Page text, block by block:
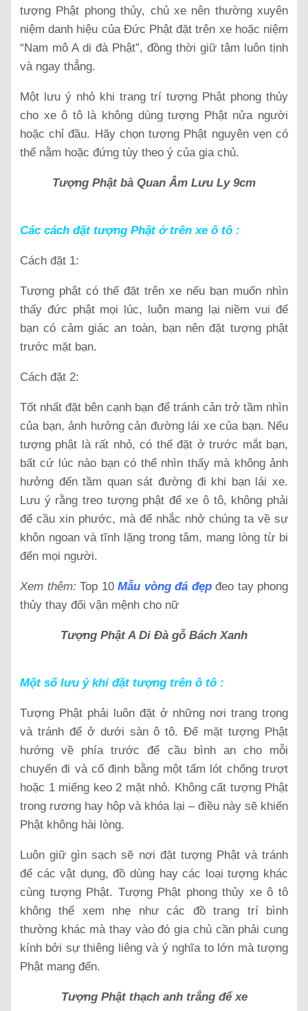
tượng Phật phong thủy, chủ xe nên thường xuyên
niệm danh hiệu của Đức Phật đặt trên xe hoặc niệm
“Nam mô A di đà Phật”, đồng thời giữ tâm luôn tịnh
và ngay thẳng.
Một lưu ý nhỏ khi trang trí tượng Phật phong thủy
cho xe ô tô là không dùng tượng Phật nửa người
hoặc chỉ đầu. Hãy chọn tượng Phật nguyên vẹn có
thể nằm hoặc đứng tùy theo ý của gia chủ.
Tượng Phật bà Quan Âm Lưu Ly 9cm
Các cách đặt tượng Phật ở trên xe ô tô :
Cách đặt 1:
Tượng phật có thể đặt trên xe nếu bạn muốn nhìn
thấy đức phật mọi lúc, luôn mang lại niềm vui để
bạn có cảm giác an toàn, bạn nên đặt tượng phật
trước mặt bạn.
Cách đặt 2:
Tốt nhất đặt bên cạnh bạn để tránh cản trở tầm nhìn
của bạn, ảnh hưởng cản đường lái xe của bạn. Nếu
tượng phật là rất nhỏ, có thể đặt ở trước mắt bạn,
bất cứ lúc nào bạn có thể nhìn thấy mà không ảnh
hưởng đến tầm quan sát đường đi khi bạn lái xe.
Lưu ý rằng treo tượng phật để xe ô tô, không phải
để cầu xin phước, mà để nhắc nhở chúng ta về sự
khôn ngoan và tĩnh lặng trong tâm, mang lòng từ bi
đến mọi người.
Xem thêm: Top 10 Mẫu vòng đá đẹpđeo tay phong
thủy thay đổi vận mệnh cho nữ
Tượng Phật A Di Đà gỗ Bách Xanh
Một số lưu ý khi đặt tượng trên ô tô :
Tượng Phật phải luôn đặt ở những nơi trang trọng
và tránh để ở dưới sàn ô tô. Để mặt tượng Phật
hướng về phía trước để cầu bình an cho mỗi
chuyến đi và cố định bằng một tấm lót chống trượt
hoặc 1 miếng keo 2 mặt nhỏ. Không cất tượng Phật
trong rương hay hộp và khóa lại – điều này sẽ khiến
Phật không hài lòng.
Luôn giữ gìn sạch sẽ nơi đặt tượng Phật và tránh
để các vật dụng, đồ dùng hay các loại tượng khác
cùng tượng Phật. Tượng Phật phong thủy xe ô tô
không thể xem nhẹ như các đồ trang trí bình
thường khác mà thay vào đó gia chủ cần phải cung
kính bởi sự thiêng liêng và ý nghĩa to lớn mà tượng
Phật mang đến.
Tượng Phật thạch anh trắng để xe